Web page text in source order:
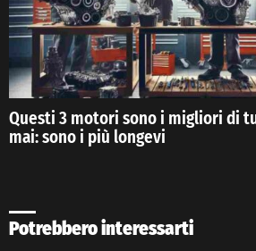
Questi 3 motori sono i migliori di
mai: sono i più longevi
Potrebbero interessarti